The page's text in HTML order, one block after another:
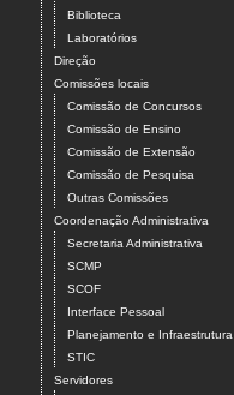
Biblioteca
Laboratórios
Direção
Comissões locais
Comissão de Concursos
Comissão de Ensino
Comissão de Extensão
Comissão de Pesquisa
Outras Comissões
Coordenação Administrativa
Secretaria Administrativa
SCMP
SCOF
Interface Pessoal
Planejamento e Infraestrutura
STIC
Servidores